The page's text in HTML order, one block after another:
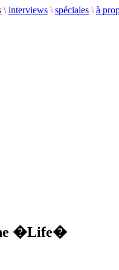
\ interviews \ spéciales \ à
�Life�